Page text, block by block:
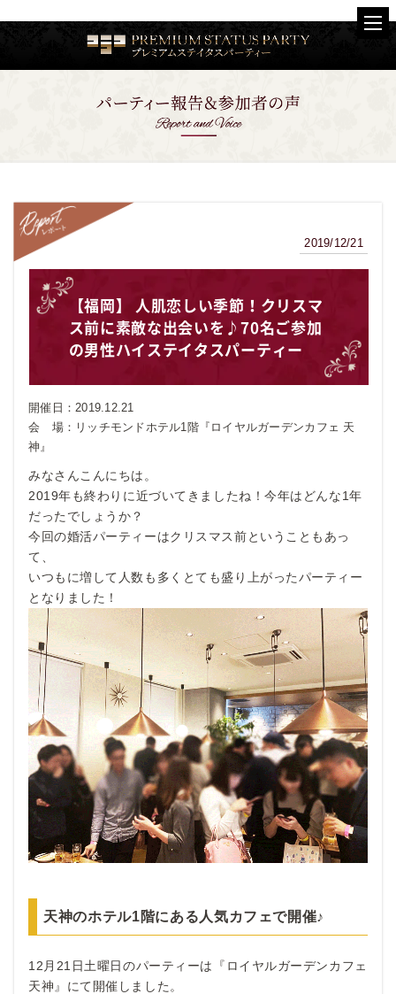
レポート
2019/12/21
【福岡】 人肌恋しい季節！クリスマ
ス前に素敵な出会いを♪70名ご参加
の男性ハイステイタスパーティー
開催日：2019.12.21
会 場： リッチモンドホテル1階『ロイヤルガーデンカフェ 天
神』
みなさんこんにちは。
2019年も終わりに近づいてきましたね！今年はどんな1年
だったでしょうか？
今回の婚活パーティーはクリスマス前ということもあっ
て、
いつもに増して人数も多くとても盛り上がったパーティー
となりました！
天神のホテル1階にある人気カフェで開催♪
12月21日土曜日のパーティーは『ロイヤルガーデンカフェ
天神』にて開催しました。